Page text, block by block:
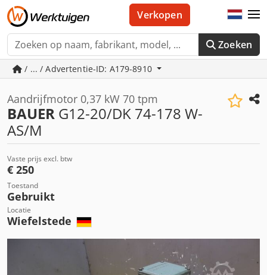
Zoeken
Verkopen
/ ... / Advertentie-ID: A179-8910
Aandrijfmotor 0,37 kW 70 tpm
BAUER G12-20/DK 74-178 W-
AS/M
Vaste prijs excl. btw
€ 250
Toestand
Gebruikt
Locatie
Wiefelstede